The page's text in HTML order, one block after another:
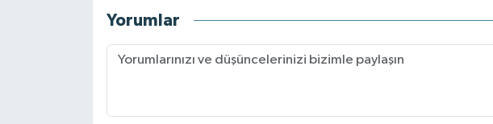
Yorumlar